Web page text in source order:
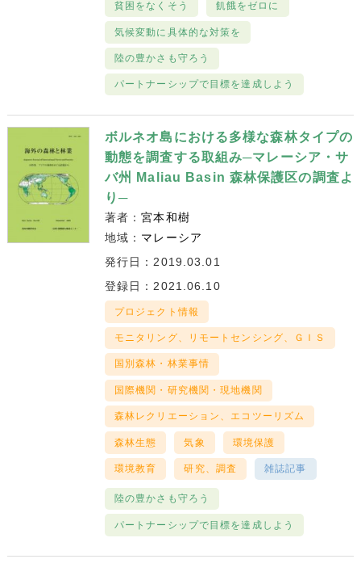
貧困をなくそう 飢餓をゼロに
気候変動に具体的な対策を
陸の豊かさも守ろう
パートナーシップで目標を達成しよう
ボルネオ島における多様な森林タイプの
動態を調査する取組み─マレーシア・サ
バ州 Maliau Basin 森林保護区の調査よ
り─
著者：宮本和樹
地域： マレーシア
発行日：2019.03.01
登録日：2021.06.10
プロジェクト情報
モニタリング、リモートセンシング、ＧＩＳ
国別森林・林業事情
国際機関・研究機関・現地機関
森林レクリエーション、エコツーリズム
森林生態 気象 環境保護
環境教育 研究、調査 雑誌記事
陸の豊かさも守ろう
パートナーシップで目標を達成しよう